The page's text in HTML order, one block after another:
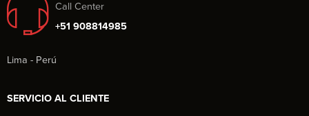
Call Center
+51 908814985
Lima - Perú
SERVICIO AL CLIENTE